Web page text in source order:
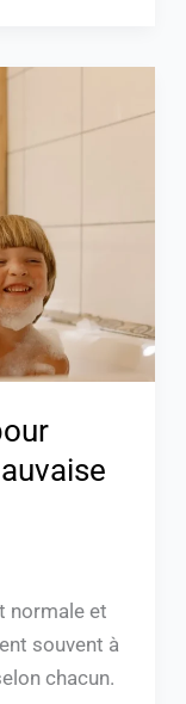
normale et
souvent à
chacun.